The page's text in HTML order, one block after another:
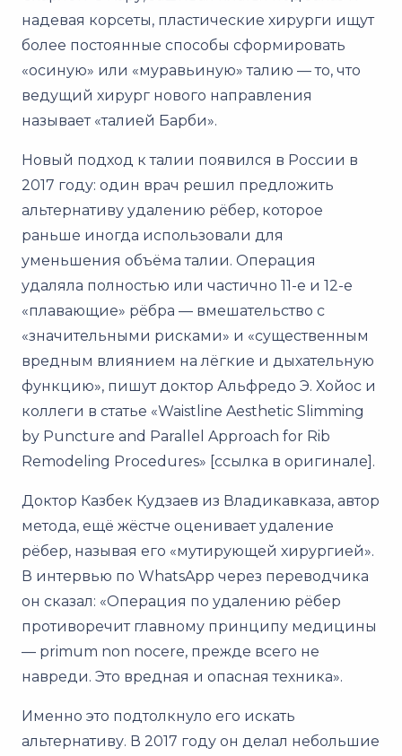
надевая корсеты, пластические хирурги ищут
более постоянные способы сформировать
«осиную» или «муравьиную» талию — то, что
ведущий хирург нового направления
называет «талией Барби».
Новый подход к талии появился в России в
2017 году: один врач решил предложить
альтернативу удалению рёбер, которое
раньше иногда использовали для
уменьшения объёма талии. Операция
удаляла полностью или частично 11-е и 12-е
«плавающие» рёбра — вмешательство с
«значительными рисками» и «существенным
вредным влиянием на лёгкие и дыхательную
функцию», пишут доктор Альфредо Э. Хойос и
коллеги в статье «Waistline Aesthetic Slimming
by Puncture and Parallel Approach for Rib
Remodeling Procedures» [ссылка в оригинале].
Доктор Казбек Кудзаев из Владикавказа, автор
метода, ещё жёстче оценивает удаление
рёбер, называя его «мутирующей хирургией».
В интервью по WhatsApp через переводчика
он сказал: «Операция по удалению рёбер
противоречит главному принципу медицины
— primum non nocere, прежде всего не
навреди. Это вредная и опасная техника».
Именно это подтолкнуло его искать
альтернативу. В 2017 году он делал небольшие